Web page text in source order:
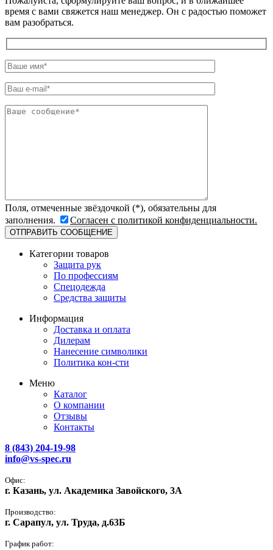
время с вами свяжется наш менеджер. Он с радостью поможет
вам разобраться.
Поля, отмеченные звёздочкой (*), обязательны для
заполнения.
Согласен с политикой конфиденциальности.
Категории товаров
Защита рук
По профессиям
Спецодежда
Средства защиты
Информация
Доставка и оплата
Дилерам
Нанесение символики
Политика кон-сти
Меню
Каталог
О компании
Отзывы
Контакты
8 (843) 204-19-98
info@vs-spec.ru
Офис:
г. Казань, ул. Академика Завойского, 3А
Производство:
г. Сарапул, ул. Труда, д.63Б
График работ: